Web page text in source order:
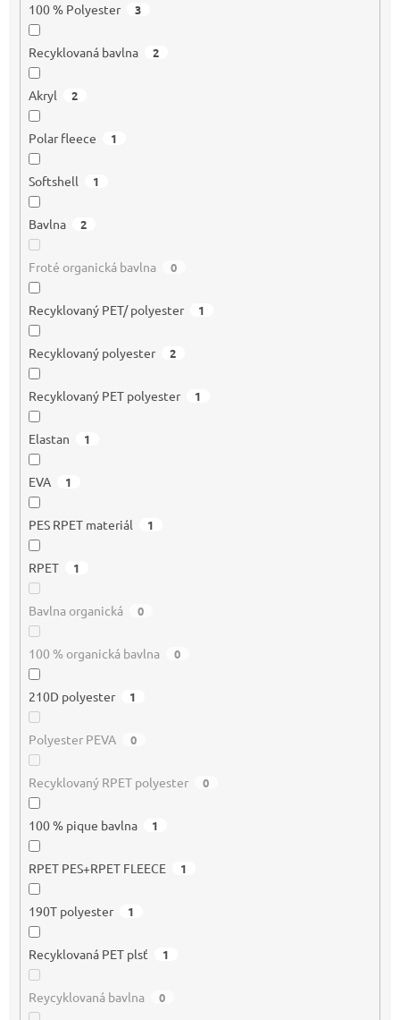
100 % Polyester 3
Recyklovaná bavlna 2
Akryl 2
Polar fleece 1
Softshell 1
Bavlna 2
Froté organická bavlna 0
Recyklovaný PET/ polyester 1
Recyklovaný polyester 2
Recyklovaný PET polyester 1
Elastan 1
EVA 1
PES RPET materiál 1
RPET 1
Bavlna organická 0
100 % organická bavlna 0
210D polyester 1
Polyester PEVA 0
Recyklovaný RPET polyester 0
100 % pique bavlna 1
RPET PES+RPET FLEECE 1
190T polyester 1
Recyklovaná PET plsť 1
Reycyklovaná bavlna 0